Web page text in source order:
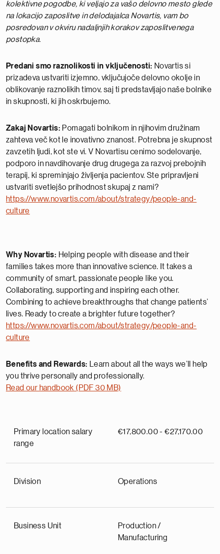
kolektivne pogodbe, ki veljajo za vašo delovno mesto glede
na lokacijo zaposlitve in delodajalca Novartis, vam bo
posredovan v okviru nadaljnjih korakov zaposlitvenega
postopka.
Predani smo raznolikosti in vključenosti: Novartis si
prizadeva ustvariti izjemno, vključujoče delovno okolje in
oblikovanje raznolikih timov, saj ti predstavljajo naše bolnike
in skupnosti, ki jih oskrbujemo.
Zakaj Novartis: Pomagati bolnikom in njihovim družinam
zahteva več kot le inovativno znanost. Potrebna je skupnost
zavzetih ljudi, kot ste vi. V Novartisu cenimo sodelovanje,
podporo in navdihovanje drug drugega za razvoj prebojnih
terapij, ki spreminjajo življenja pacientov. Ste pripravljeni
ustvariti svetlejšo prihodnost skupaj z nami?
https://www.novartis.com/about/strategy/people-and-
culture
Why Novartis: Helping people with disease and their
families takes more than innovative science. It takes a
community of smart, passionate people like you.
Collaborating, supporting and inspiring each other.
Combining to achieve breakthroughs that change patients’
lives. Ready to create a brighter future together?
https://www.novartis.com/about/strategy/people-and-
culture
Benefits and Rewards: Learn about all the ways we’ll help
you thrive personally and professionally.
Read our handbook (PDF 30 MB)
Primary location salary
range
€17,800.00 - €27,170.00
Division Operations
Business Unit
Production /
Manufacturing